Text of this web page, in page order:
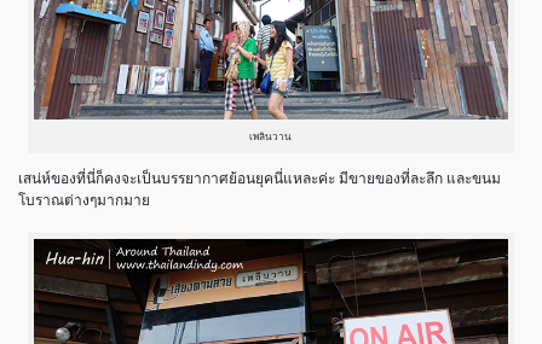
เพลินวาน
เสน่ห์ของที่นี่ก็คงจะเป็นบรรยากาศย้อนยุคนี่แหละค่ะ มีขายของที่ละลึก และขนม
โบราณต่างๆมากมาย